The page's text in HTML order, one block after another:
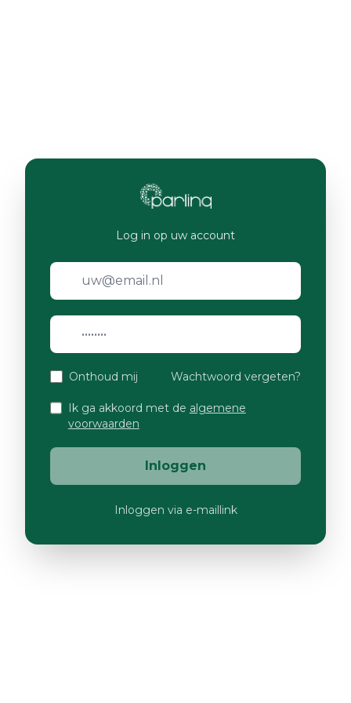
Log in op uw account
Onthoud mij Wachtwoord vergeten?
Ik ga akkoord met de algemene
voorwaarden
Inloggen
Inloggen via e-maillink